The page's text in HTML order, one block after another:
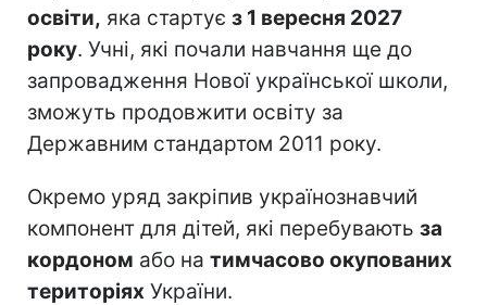
освіти, яка стартує з 1 вересня 2027
року. Учні, які почали навчання ще до
запровадження Нової української школи,
зможуть продовжити освіту за
Державним стандартом 2011 року.
Окремо уряд закріпив українознавчий
компонент для дітей, які перебувають за
кордоном або на тимчасово окупованих
територіях України.